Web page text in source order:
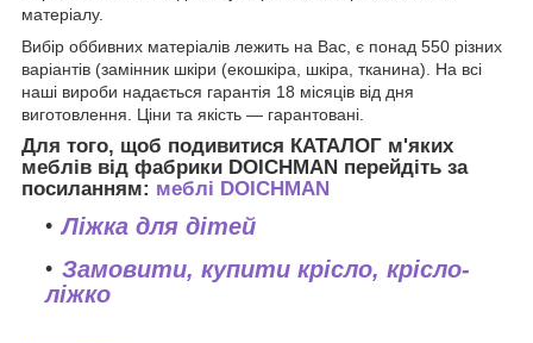
матеріалу.
Вибір оббивних матеріалів лежить на Вас, є понад 550 різних
варіантів (замінник шкіри (екошкіра, шкіра, тканина). На всі
наші вироби надається гарантія 18 місяців від дня
виготовлення. Ціни та якість — гарантовані.
Для того, щоб подивитися КАТАЛОГ м'яких
меблів від фабрики DOICHMAN перейдіть за
посиланням: меблі DOICHMAN
Ліжка для дітей
Замовити, купити крісло, крісло-
ліжко